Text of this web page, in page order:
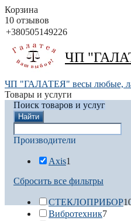
Корзина
10 отзывов
+380505149226
ЧП
ЧП "ГАЛАТЕЯ" весы любые,
Товары и услуги
Поиск товаров и услуг
Найти
Производители
Axis1
Сбросить все фильтры
СТЕКЛОПРИБОР
Вибротехник7